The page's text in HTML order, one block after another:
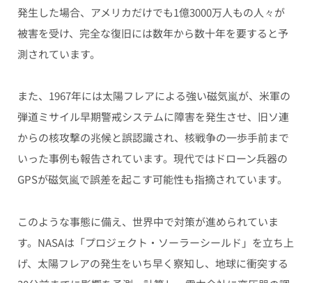
発生した場合、アメリカだけでも1億3000万人もの人々が
被害を受け、完全な復旧には数年から数十年を要すると予
測されています。
また、1967年には太陽フレアによる強い磁気嵐が、米軍の
弾道ミサイル早期警戒システムに障害を発生させ、旧ソ連
からの核攻撃の兆候と誤認識され、核戦争の一歩手前まで
いった事例も報告されています。現代ではドローン兵器の
GPSが磁気嵐で誤差を起こす可能性も指摘されています。
このような事態に備え、世界中で対策が進められていま
す。NASAは「プロジェクト・ソーラーシールド」を立ち上
げ、太陽フレアの発生をいち早く察知し、地球に衝突する